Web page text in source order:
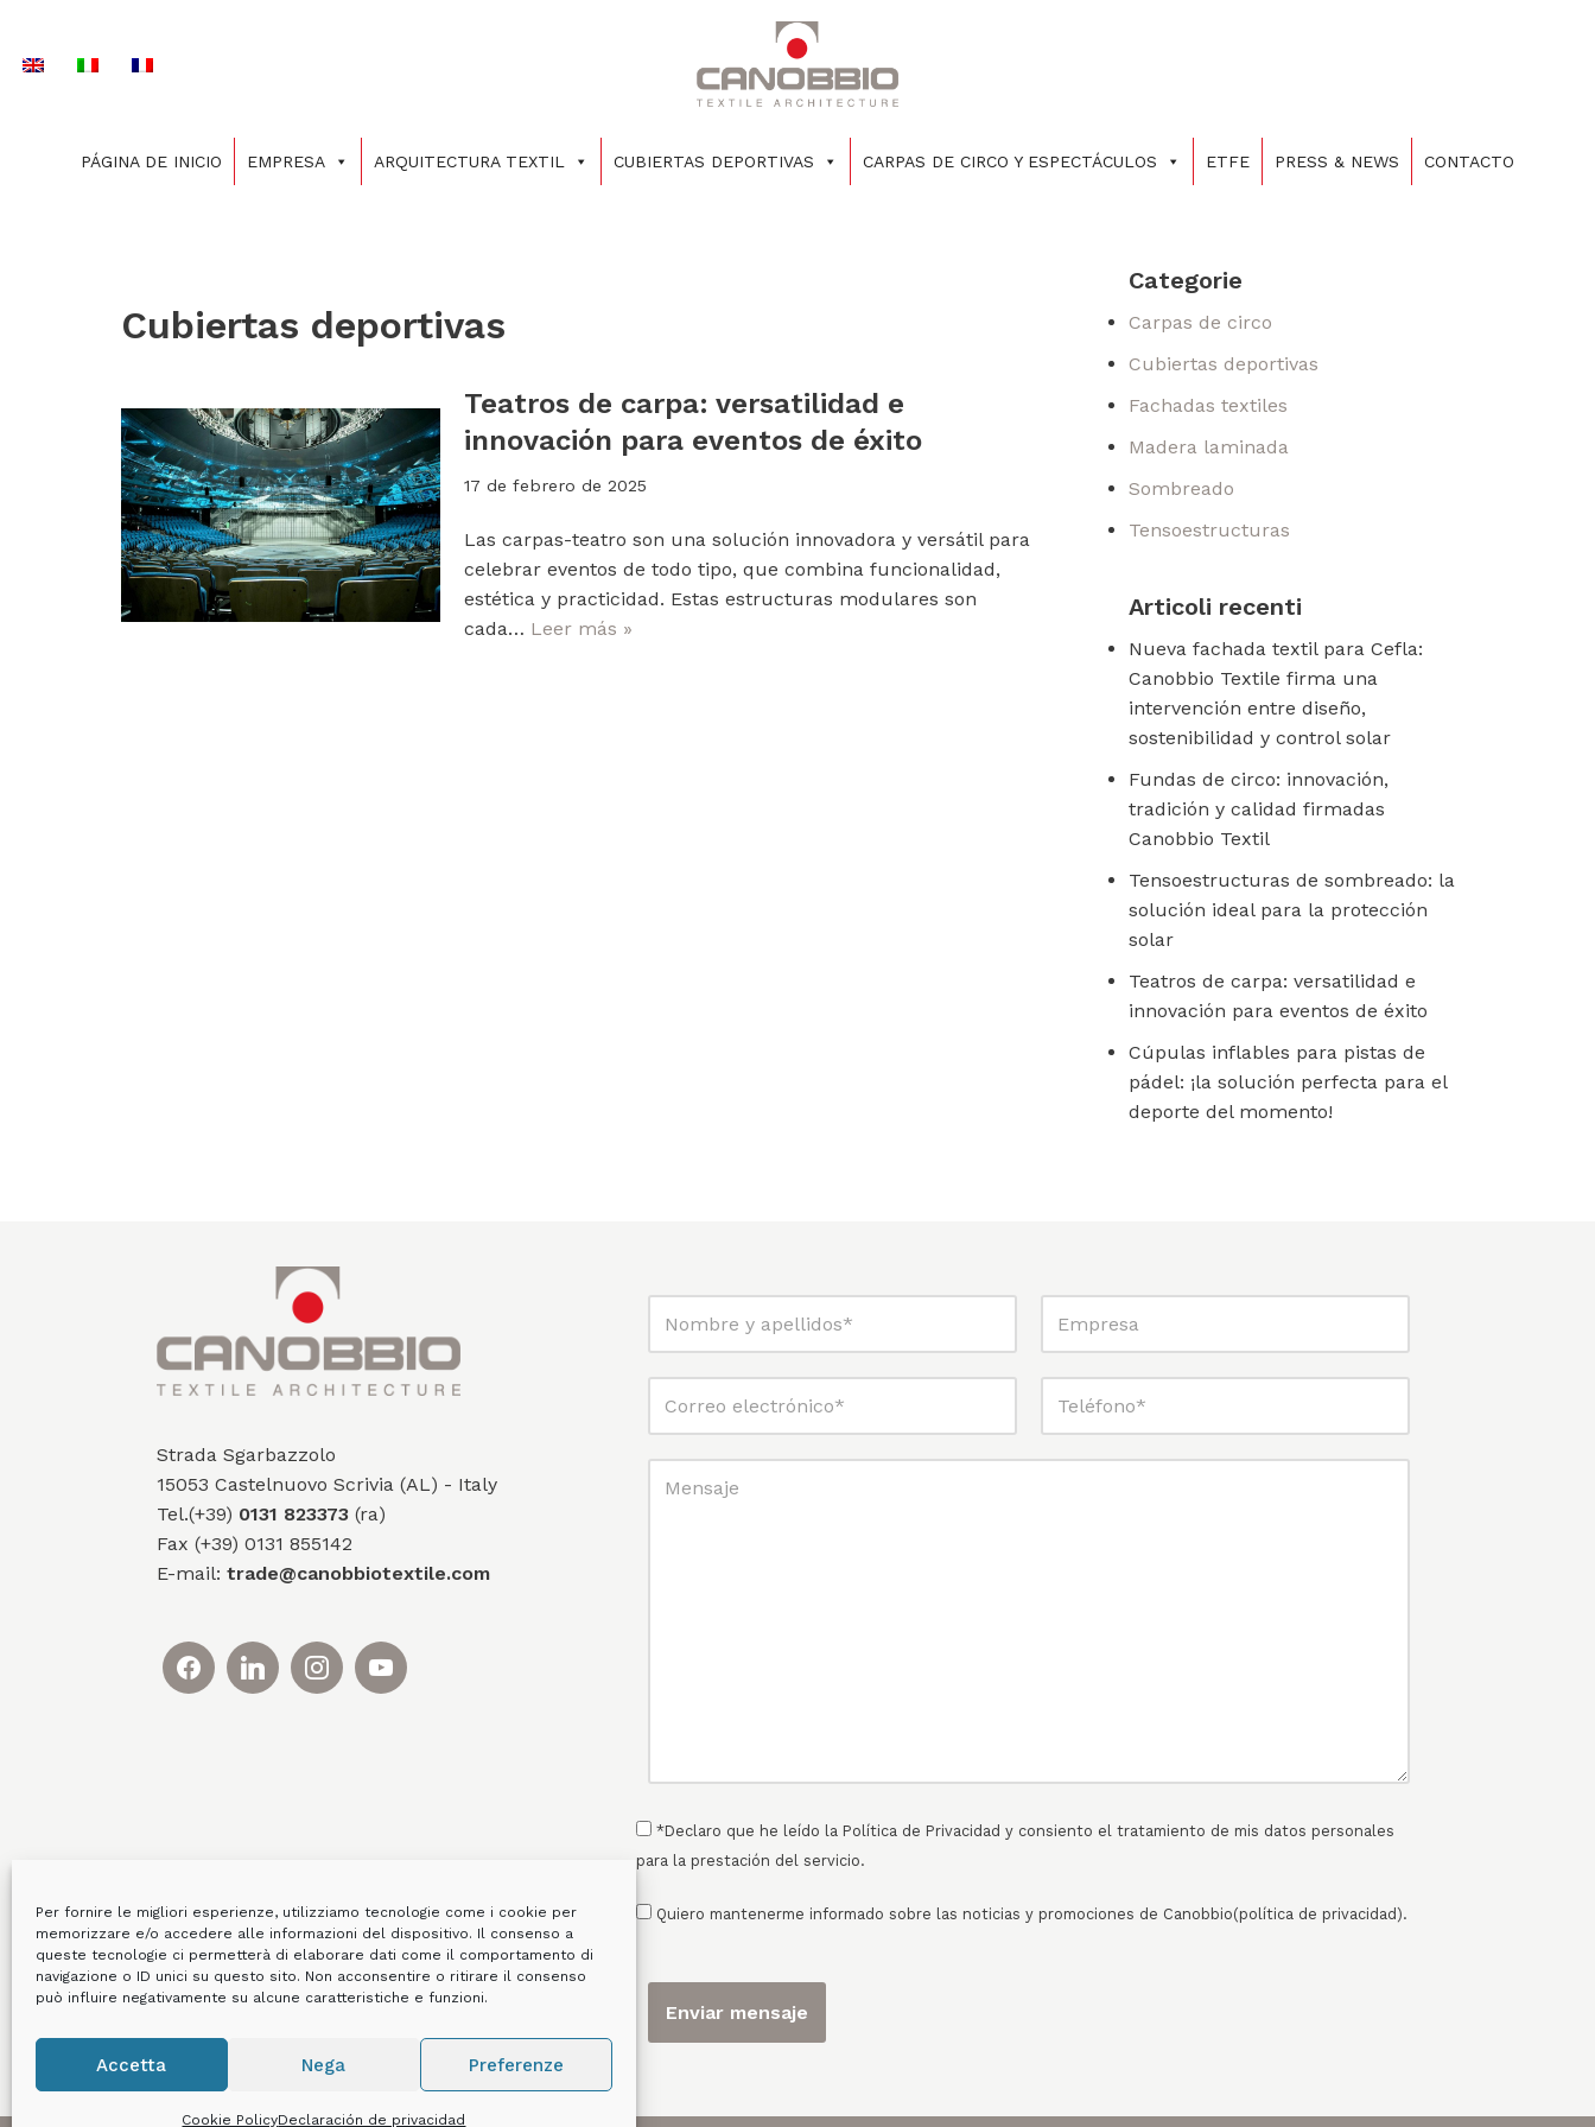
Per fornire le migliori esperienze, utilizziamo tecnologie come i cookie per
memorizzare e/o accedere alle informazioni del dispositivo. Il consenso a
queste tecnologie ci permetterà di elaborare dati come il comportamento di
navigazione o ID unici su questo sito. Non acconsentire o ritirare il consenso
può influire negativamente su alcune caratteristiche e funzioni.
Accetta Nega Preferenze
Cookie PolicyDeclaración de privacidad
Saltar
PÁGINA DE INICIO EMPRESA ARQUITECTURA TEXTIL CUBIERTAS DEPORTIVAS CARPAS DE CIRCO Y ESPECTÁCULOS ETFE PRESS & NEWS CONTACTO
Cubiertas deportivas
Teatros de carpa: versatilidad e
innovación para eventos de éxito
17 de febrero de 2025
Las carpas-teatro son una solución innovadora y versátil para
celebrar eventos de todo tipo, que combina funcionalidad,
estética y practicidad. Estas estructuras modulares son
cada… Leer más »
Categorie
Carpas de circo
Cubiertas deportivas
Fachadas textiles
Madera laminada
Sombreado
Tensoestructuras
Articoli recenti
Nueva fachada textil para Cefla:
Canobbio Textile firma una
intervención entre diseño,
sostenibilidad y control solar
Fundas de circo: innovación,
tradición y calidad firmadas
Canobbio Textil
Tensoestructuras de sombreado: la
solución ideal para la protección
solar
Teatros de carpa: versatilidad e
innovación para eventos de éxito
Cúpulas inflables para pistas de
pádel: ¡la solución perfecta para el
deporte del momento!
Strada Sgarbazzolo
15053 Castelnuovo Scrivia (AL) - Italy
Tel.(+39) 0131 823373 (ra)
Fax (+39) 0131 855142
E-mail: trade@canobbiotextile.com
*Declaro que he leído la Política de Privacidad y consiento el tratamiento de mis datos personales
para la prestación del servicio.
Quiero mantenerme informado sobre las noticias y promociones de Canobbio(política de privacidad).